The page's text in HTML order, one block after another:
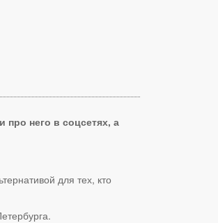
про него в соцсетях, а
для тех, кто